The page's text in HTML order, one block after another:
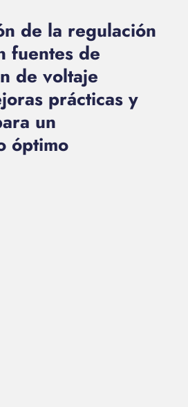
de la regulación
fuentes de
de voltaje
prácticas y
un
óptimo